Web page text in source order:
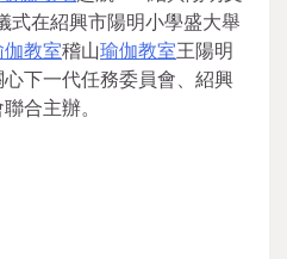
式在紹興市陽明小學盛大舉
伽教室稽山瑜伽教室王陽明
下一代任務委員會、紹興
合主辦。